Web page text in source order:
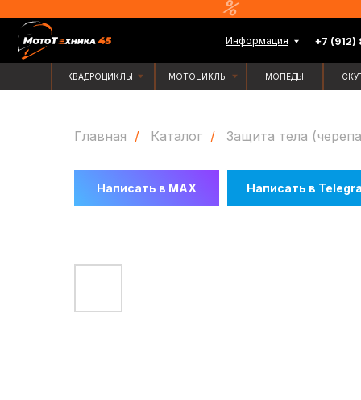
Информация +7 (912) 835-88-
Главная / Каталог / Защита тела
Написать в MAX Написать в